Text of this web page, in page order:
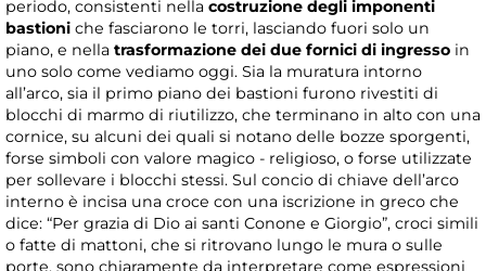
periodo, consistenti nella costruzione degli imponenti
bastioni che fasciarono le torri, lasciando fuori solo un
piano, e nella trasformazione dei due fornici di ingresso in
uno solo come vediamo oggi. Sia la muratura intorno
all’arco, sia il primo piano dei bastioni furono rivestiti di
blocchi di marmo di riutilizzo, che terminano in alto con una
cornice, su alcuni dei quali si notano delle bozze sporgenti,
forse simboli con valore magico - religioso, o forse utilizzate
per sollevare i blocchi stessi. Sul concio di chiave dell’arco
interno è incisa una croce con una iscrizione in greco che
dice: “Per grazia di Dio ai santi Conone e Giorgio”, croci simili
o fatte di mattoni, che si ritrovano lungo le mura o sulle
porte, sono chiaramente da interpretare come espressioni